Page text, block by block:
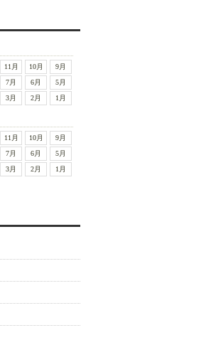
11月 10月
9月
7月 6月
5月
3月 2月 1月
11月 10月
9月
7月 6月
5月
3月 2月 1月